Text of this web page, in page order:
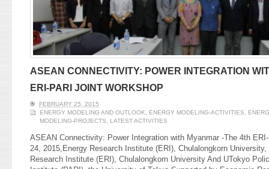
ASEAN CONNECTIVITY: POWER INTEGRATION
ERI-PARI JOINT WORKSHOP
FEBRUARY 25, 2015
ENERGY MODELING AND OUTLOOK, ENERGY MODELING-ACTIVITIES,
MODELING-PROJECTS, LATEST ACTIVITIES
ASEAN Connectivity: Power Integration with Myanmar -The 4th
24, 2015,Energy Research Institute (ERI), Chulalongkorn
Research Institute (ERI), Chulalongkorn University And UTokyo